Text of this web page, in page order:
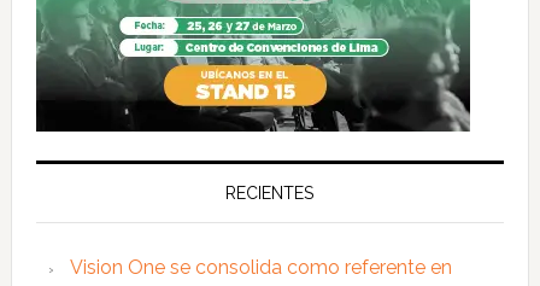
RECIENTES
Vision One se consolida como referente en